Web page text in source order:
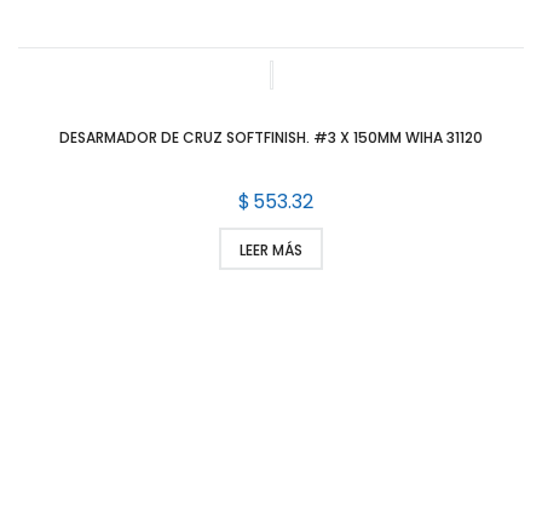
DESARMADOR DE CRUZ SOFTFINISH. #3 X 150MM WIHA 31120
$ 553.32
LEER MÁS